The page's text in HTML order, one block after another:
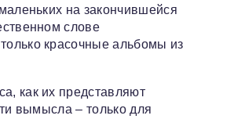
на закончившейся
слове
красочные альбомы из
как их представляют
вымысла – только для